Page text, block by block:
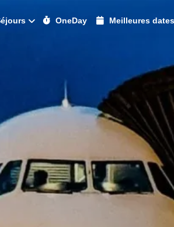
OneDay Meilleures dates